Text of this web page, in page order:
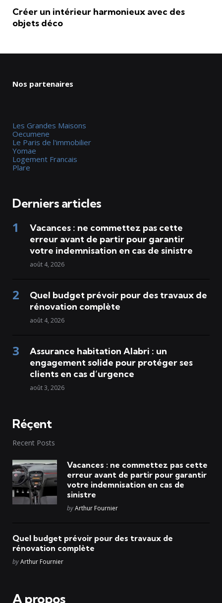
Créer un intérieur harmonieux avec des
objets déco
Nos partenaires
Les Grandes Maisons
Oecumene
Le Paris de l'immobilier
Yomae
Logement Francais
Plare
Derniers articles
Vacances : ne commettez pas cette
erreur avant de partir pour garantir
votre indemnisation en cas de sinistre
août 4, 2026
Quel budget prévoir pour des travaux de
rénovation complète
août 4, 2026
Assurance habitation Alabri : un
engagement solide pour protéger ses
clients en cas d’urgence
août 3, 2026
Réçent
Recent Posts
Vacances : ne commettez pas cette
erreur avant de partir pour garantir
votre indemnisation en cas de
sinistre
Posted
byArthur Fournier
Quel budget prévoir pour des travaux de
rénovation complète
Posted
byArthur Fournier
A propos